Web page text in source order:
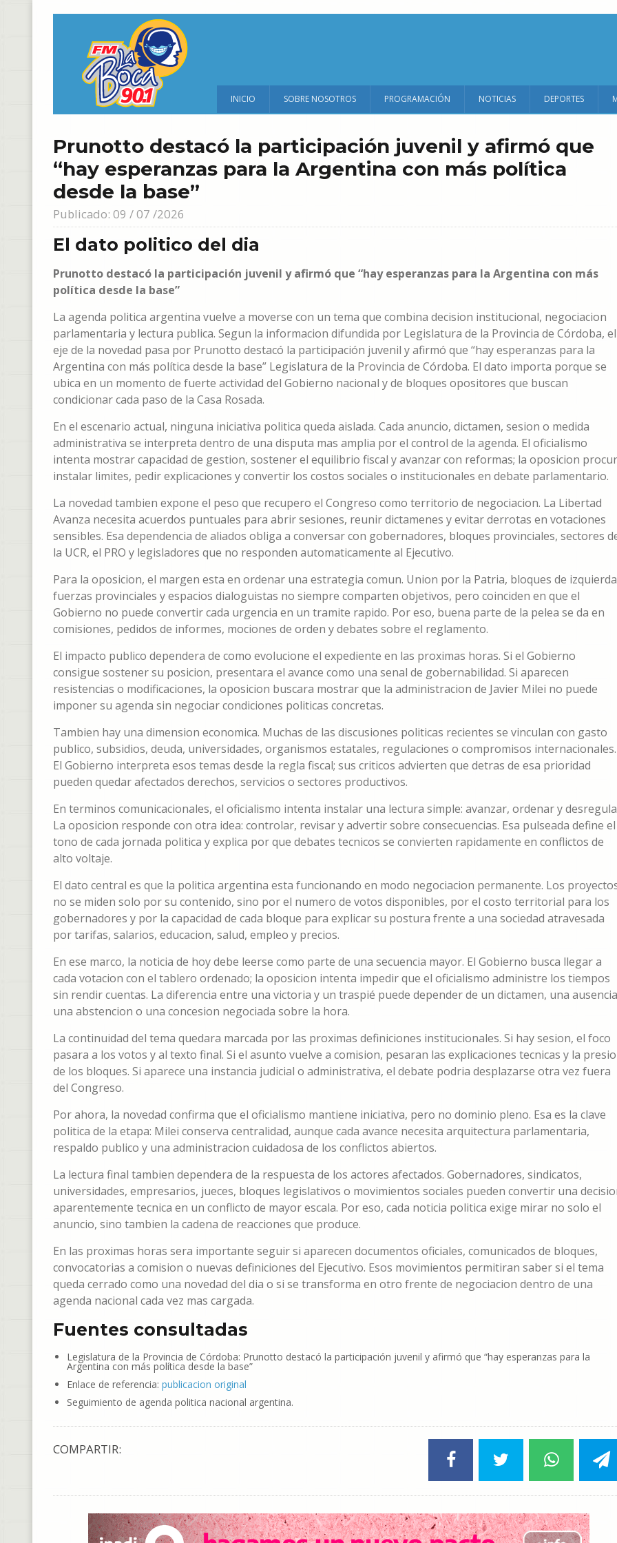
INICIO SOBRE NOSOTROS PROGRAMACIÓN NOTICIAS DEPORTES
Prunotto destacó la participación juvenil y afirmó que
“hay esperanzas para la Argentina con más política
desde la base”
Publicado: 09 / 07 /2026
El dato politico del dia
Prunotto destacó la participación juvenil y afirmó que “hay esperanzas para la Argentina con más
política desde la base”
La agenda politica argentina vuelve a moverse con un tema que combina decision institucional, negociacion
parlamentaria y lectura publica. Segun la informacion difundida por Legislatura de la Provincia de Córdoba, el
eje de la novedad pasa por Prunotto destacó la participación juvenil y afirmó que “hay esperanzas para la
Argentina con más política desde la base” Legislatura de la Provincia de Córdoba. El dato importa porque se
ubica en un momento de fuerte actividad del Gobierno nacional y de bloques opositores que buscan
condicionar cada paso de la Casa Rosada.
En el escenario actual, ninguna iniciativa politica queda aislada. Cada anuncio, dictamen, sesion o medida
administrativa se interpreta dentro de una disputa mas amplia por el control de la agenda. El oficialismo
intenta mostrar capacidad de gestion, sostener el equilibrio fiscal y avanzar con reformas; la oposicion
instalar limites, pedir explicaciones y convertir los costos sociales o institucionales en debate parlamentario.
La novedad tambien expone el peso que recupero el Congreso como territorio de negociacion. La Libertad
Avanza necesita acuerdos puntuales para abrir sesiones, reunir dictamenes y evitar derrotas en votaciones
sensibles. Esa dependencia de aliados obliga a conversar con gobernadores, bloques provinciales, sectores
la UCR, el PRO y legisladores que no responden automaticamente al Ejecutivo.
Para la oposicion, el margen esta en ordenar una estrategia comun. Union por la Patria, bloques de
fuerzas provinciales y espacios dialoguistas no siempre comparten objetivos, pero coinciden en que el
Gobierno no puede convertir cada urgencia en un tramite rapido. Por eso, buena parte de la pelea se da en
comisiones, pedidos de informes, mociones de orden y debates sobre el reglamento.
El impacto publico dependera de como evolucione el expediente en las proximas horas. Si el Gobierno
consigue sostener su posicion, presentara el avance como una senal de gobernabilidad. Si aparecen
resistencias o modificaciones, la oposicion buscara mostrar que la administracion de Javier Milei no puede
imponer su agenda sin negociar condiciones politicas concretas.
Tambien hay una dimension economica. Muchas de las discusiones politicas recientes se vinculan con gasto
publico, subsidios, deuda, universidades, organismos estatales, regulaciones o compromisos internacionales.
El Gobierno interpreta esos temas desde la regla fiscal; sus criticos advierten que detras de esa prioridad
pueden quedar afectados derechos, servicios o sectores productivos.
En terminos comunicacionales, el oficialismo intenta instalar una lectura simple: avanzar, ordenar y
La oposicion responde con otra idea: controlar, revisar y advertir sobre consecuencias. Esa pulseada define el
tono de cada jornada politica y explica por que debates tecnicos se convierten rapidamente en conflictos de
alto voltaje.
El dato central es que la politica argentina esta funcionando en modo negociacion permanente. Los
no se miden solo por su contenido, sino por el numero de votos disponibles, por el costo territorial para los
gobernadores y por la capacidad de cada bloque para explicar su postura frente a una sociedad atravesada
por tarifas, salarios, educacion, salud, empleo y precios.
En ese marco, la noticia de hoy debe leerse como parte de una secuencia mayor. El Gobierno busca llegar a
cada votacion con el tablero ordenado; la oposicion intenta impedir que el oficialismo administre los tiempos
sin rendir cuentas. La diferencia entre una victoria y un traspié puede depender de un dictamen, una
una abstencion o una concesion negociada sobre la hora.
La continuidad del tema quedara marcada por las proximas definiciones institucionales. Si hay sesion, el foco
pasara a los votos y al texto final. Si el asunto vuelve a comision, pesaran las explicaciones tecnicas y la
de los bloques. Si aparece una instancia judicial o administrativa, el debate podria desplazarse otra vez fuera
del Congreso.
Por ahora, la novedad confirma que el oficialismo mantiene iniciativa, pero no dominio pleno. Esa es la clave
politica de la etapa: Milei conserva centralidad, aunque cada avance necesita arquitectura parlamentaria,
respaldo publico y una administracion cuidadosa de los conflictos abiertos.
La lectura final tambien dependera de la respuesta de los actores afectados. Gobernadores, sindicatos,
universidades, empresarios, jueces, bloques legislativos o movimientos sociales pueden convertir una
aparentemente tecnica en un conflicto de mayor escala. Por eso, cada noticia politica exige mirar no solo el
anuncio, sino tambien la cadena de reacciones que produce.
En las proximas horas sera importante seguir si aparecen documentos oficiales, comunicados de bloques,
convocatorias a comision o nuevas definiciones del Ejecutivo. Esos movimientos permitiran saber si el tema
queda cerrado como una novedad del dia o si se transforma en otro frente de negociacion dentro de una
agenda nacional cada vez mas cargada.
Fuentes consultadas
Legislatura de la Provincia de Córdoba: Prunotto destacó la participación juvenil y afirmó que “hay esperanzas para la
Argentina con más política desde la base”
Enlace de referencia: publicacion original
Seguimiento de agenda politica nacional argentina.
COMPARTIR: